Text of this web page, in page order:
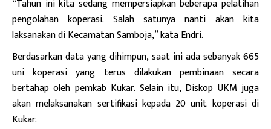
“Tahun ini kita sedang mempersiapkan beberapa pelatihan
pengolahan koperasi. Salah satunya nanti akan kita
laksanakan di Kecamatan Samboja,” kata Endri.
Berdasarkandata yang dihimpun, saat ini ada sebanyak 665
uni koperasi yang terus dilakukan pembinaan secara
bertahap oleh pemkab Kukar. Selain itu, Diskop UKM juga
akan melaksanakan sertifikasi kepada 20 unit koperasi di
Kukar.